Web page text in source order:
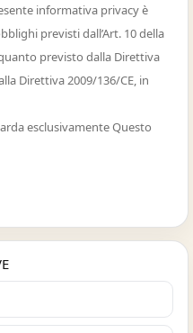
informativa privacy è
previsti dall’Art. 10 della
previsto dalla Direttiva
Direttiva 2009/136/CE, in
esclusivamente Questo